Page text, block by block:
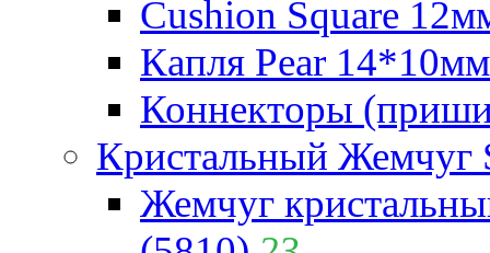
Cushion Square
Капля Pear
Коннекторы
Кристальный Жемчуг
Жемчуг